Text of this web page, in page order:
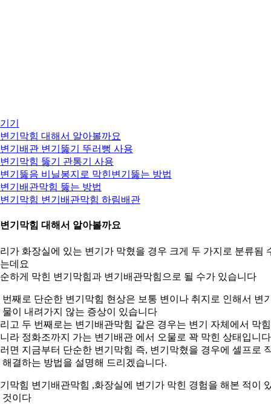
기
기막힘 대해서 알아볼까요
기배관 변기뚫기 뚜러뻥 사용
기막힘 뚫기 관통기 사용
기뚫음 비닐봉지로 막힌변기뚫는 방법
기배관막힘 뚫는 방법
기막힘 변기배관막힘 하림배관
기막힘 대해서 알아볼까요
가 화장실에 있는 변기가 막혔을 경우 크게 두 가지로 분류됨
데요
하게 막힌 변기막힘과 변기배관막힘으로 될 수가 있습니다
번째로 단순한 변기막힘 현상은 보통 변이나 취지로 인해서 변
물이 내려가지 않는 증상이 있습니다
고 두 번째로는 변기배관막힘 같은 경우는 변기 자체에서 막
라 정화조까지 가는 변기배관 에서 오물로 꽉 막힌 상태입니다
면 지금부터 단순한 변기막힘 즉, 변기막혔을 경우에 셀프로
해결하는 방법을 설명해 드리겠습니다.
막힘 변기배관막힘 ,화장실에 변기가 막힌 경험을 해본 적이
것이다